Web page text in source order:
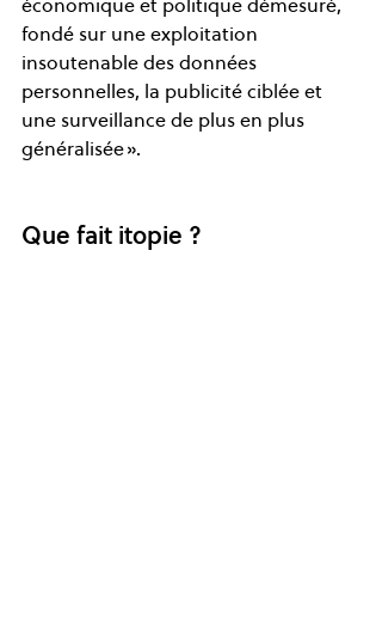
fondé sur une exploitation
insoutenable des données
personnelles, la publicité ciblée et
une surveillance de plus en plus
généralisée ».
Que fait itopie ?